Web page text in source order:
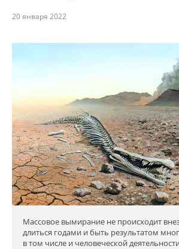
20 января 2022
Массовое вымирание не происходит
длиться годами и быть результатом
в том числе и человеческой